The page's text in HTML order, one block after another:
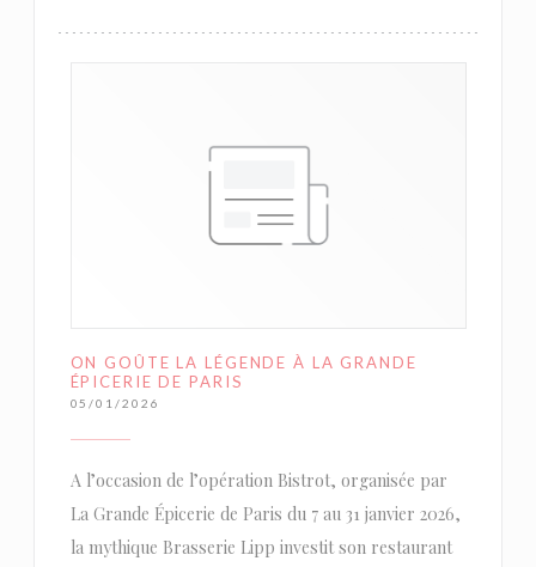
ON GOÛTE LA LÉGENDE À LA GRANDE
ÉPICERIE DE PARIS
05/01/2026
A l’occasion de l’opération Bistrot, organisée par
La Grande Épicerie de Paris du 7 au 31 janvier 2026,
la mythique Brasserie Lipp investit son restaurant